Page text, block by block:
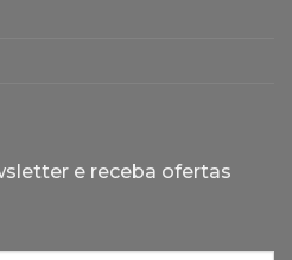
e receba ofertas